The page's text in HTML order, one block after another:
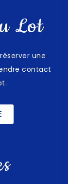
Lot
une
contact